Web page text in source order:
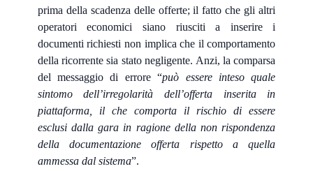
prima della scadenza delle offerte; il fatto che gli altri
operatori economici siano riusciti a inserire i
documenti richiesti non implica che il comportamento
della ricorrente sia stato negligente. Anzi, la comparsa
del messaggio di errore “può essere inteso quale
sintomo dell’irregolarità dell’offerta inserita in
piattaforma, il che comporta il rischio di essere
esclusi dalla gara in ragione della non rispondenza
della documentazione offerta rispetto a quella
ammessa dal sistema”.